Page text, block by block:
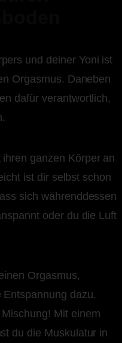
und deiner Yoni ist
Orgasmus. Daneben
dafür verantwortlich,
ganzen Körper an
ist dir selbst schon
sich währenddessen
oder du die Luft
Orgasmus,
dazu.
Mit einem
du die Muskulatur in